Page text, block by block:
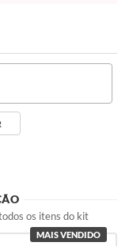
os itens do kit
MAIS VENDIDO